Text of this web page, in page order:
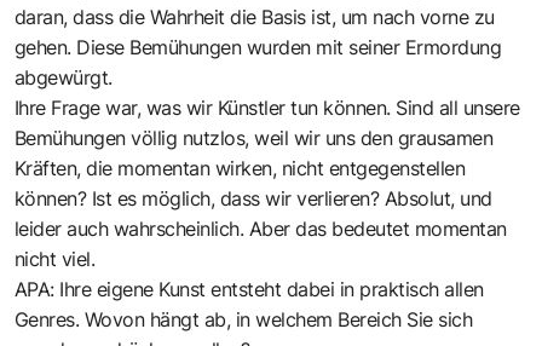
daran, dass die Wahrheit die Basis ist, um nach vorne zu
gehen. Diese Bemühungen wurden mit seiner Ermordung
abgewürgt.
Ihre Frage war, was wir Künstler tun können. Sind all unsere
Bemühungen völlig nutzlos, weil wir uns den grausamen
Kräften, die momentan wirken, nicht entgegenstellen
können? Ist es möglich, dass wir verlieren? Absolut, und
leider auch wahrscheinlich. Aber das bedeutet momentan
nicht viel.
APA: Ihre eigene Kunst entsteht dabei in praktisch allen
Genres. Wovon hängt ab, in welchem Bereich Sie sich